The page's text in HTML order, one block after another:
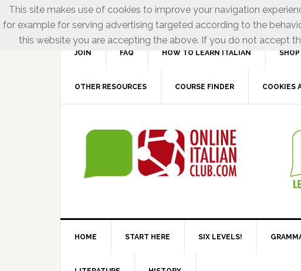
JOIN FAQ HOW TO LEARN ITALIAN
OTHER RESOURCES COURSE FINDER COOKIES
HOME START HERE SIX LEVELS!
This site makes use of cookies to improve your navigation
for example for serving advertising targeted according to the
this website you are accepting the above. If you do not accept